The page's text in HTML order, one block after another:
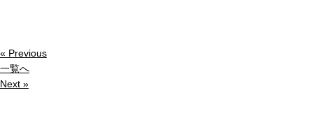
« Previous
一覧へ
Next »